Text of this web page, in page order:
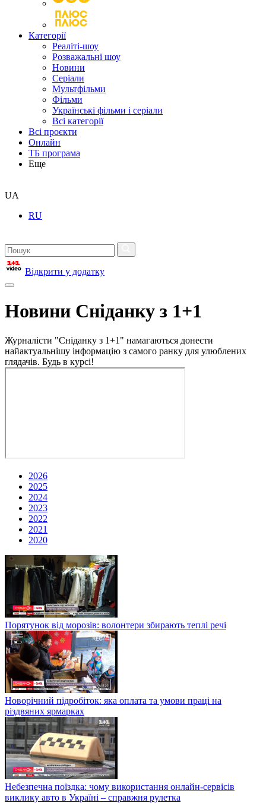
Категорії
Реаліті-шоу
Розважальні шоу
Новини
Серіали
Мультфільми
Фільми
Українські фільми і серіали
Всі категорії
Всі проєкти
Онлайн
ТБ програма
Еще
UA
RU
Відкрити у додатку
Новини Сніданку з 1+1
Журналісти "Сніданку з 1+1" намагаються донести
найактуальнішу інформацію з самого ранку для улюблених
глядачів. Будь в курсі!
2026
2025
2024
2023
2022
2021
2020
Порятунок від морозів: волонтери збирають теплі речі
Новорічний підробіток: яка оплата та умови праці на
різдвяних ярмарках
Небезпечна поїздка: чому використання онлайн-сервісів
виклику авто в Україні – справжня рулетка